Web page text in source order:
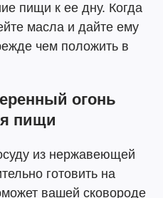
пищи к ее дну. Когда
масла и дайте ему
чем положить в
огонь
пищи
из нержавеющей
готовить на
вашей сковороде